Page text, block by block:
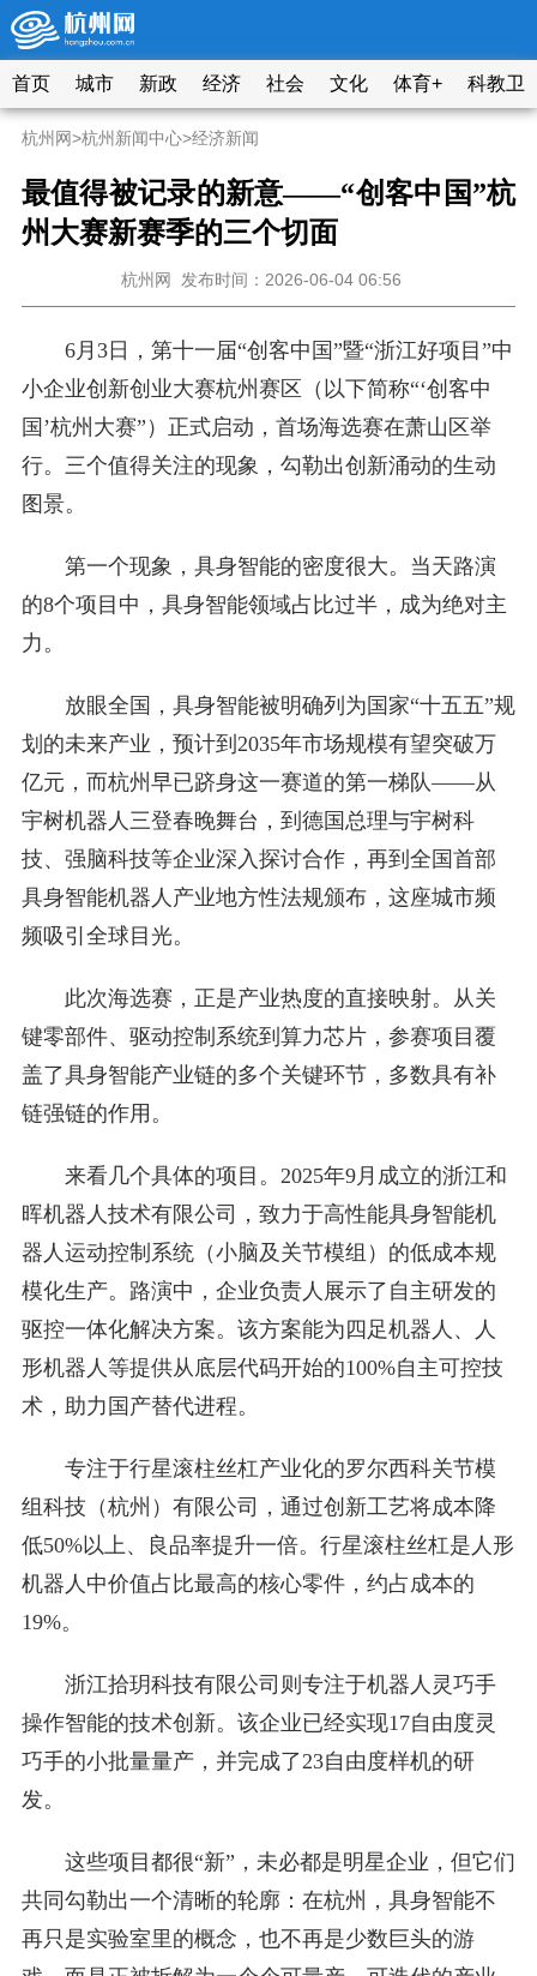
首页 城市 新政 经济 社会 文化 体育+ 科教卫
杭州网>杭州新闻中心>经济新闻
最值得被记录的新意——“创客中国”杭
州大赛新赛季的三个切面
杭州网 发布时间：2026-06-04 06:56
6月3日，第十一届“创客中国”暨“浙江好项目”中
小企业创新创业大赛杭州赛区（以下简称“‘创客中
国’杭州大赛”）正式启动，首场海选赛在萧山区举
行。三个值得关注的现象，勾勒出创新涌动的生动
图景。
第一个现象，具身智能的密度很大。当天路演
的8个项目中，具身智能领域占比过半，成为绝对主
力。
放眼全国，具身智能被明确列为国家“十五五”规
划的未来产业，预计到2035年市场规模有望突破万
亿元，而杭州早已跻身这一赛道的第一梯队——从
宇树机器人三登春晚舞台，到德国总理与宇树科
技、强脑科技等企业深入探讨合作，再到全国首部
具身智能机器人产业地方性法规颁布，这座城市频
频吸引全球目光。
此次海选赛，正是产业热度的直接映射。从关
键零部件、驱动控制系统到算力芯片，参赛项目覆
盖了具身智能产业链的多个关键环节，多数具有补
链强链的作用。
来看几个具体的项目。2025年9月成立的浙江和
晖机器人技术有限公司，致力于高性能具身智能机
器人运动控制系统（小脑及关节模组）的低成本规
模化生产。路演中，企业负责人展示了自主研发的
驱控一体化解决方案。该方案能为四足机器人、人
形机器人等提供从底层代码开始的100%自主可控技
术，助力国产替代进程。
专注于行星滚柱丝杠产业化的罗尔西科关节模
组科技（杭州）有限公司，通过创新工艺将成本降
低50%以上、良品率提升一倍。行星滚柱丝杠是人形
机器人中价值占比最高的核心零件，约占成本的
19%。
浙江拾玥科技有限公司则专注于机器人灵巧手
操作智能的技术创新。该企业已经实现17自由度灵
巧手的小批量量产，并完成了23自由度样机的研
发。
这些项目都很“新”，未必都是明星企业，但它们
共同勾勒出一个清晰的轮廓：在杭州，具身智能不
再只是实验室里的概念，也不再是少数巨头的游